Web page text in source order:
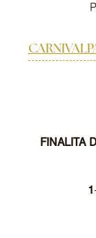
FINALITA
1